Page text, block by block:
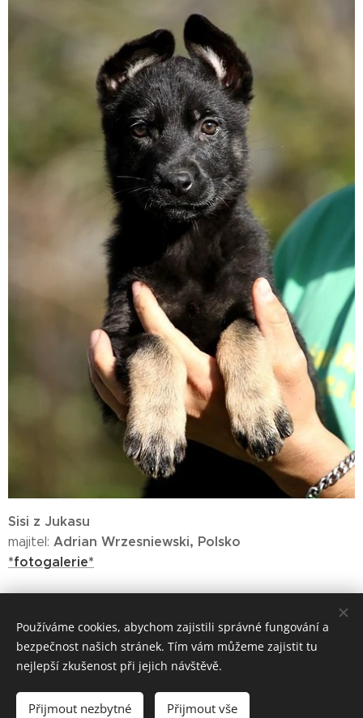
Sisi z Jukasu
majitel: Adrian Wrzesniewski, Polsko
*fotogalerie*
www.zjukasu.cz
Vytvořeno službouWebnode
Používáme cookies, abychom zajistili správné fungování a
bezpečnost našich stránek. Tím vám můžeme zajistit tu
nejlepší zkušenost při jejich návštěvě.
Přijmout nezbytné Přijmout vše